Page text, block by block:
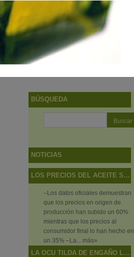
BÚSQUEDA
NOTICIAS
LOS PRECIOS DEL ACEITE SUBEN MÁS EN EL CAMPO QUE EN LAS TIENDAS
–Los datos oficiales demuestran
que los precios en origen de
producción han subido un 60%
mientras que los precios al
consumidor final lo han hecho en
un 35% –La... más»
LA OCU TILDA DE ENGAÑO LO QUE SON DISCREPANCIAS DE SABOR